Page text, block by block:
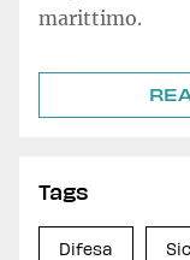
marittimo.
Tags
Difesa